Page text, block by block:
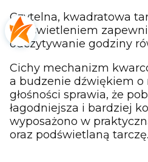
Czytelna, kwadratowa
podświetleniem
odczytywanie godziny
Cichy mechanizm
a budzenie dźwiękiem o
głośności sprawia, że
łagodniejsza i bardziej
wyposażono w
oraz podświetlaną tarczę.